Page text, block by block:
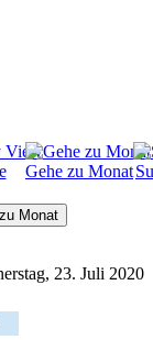
Gehe zu Monat
Monat
23. Juli 2020